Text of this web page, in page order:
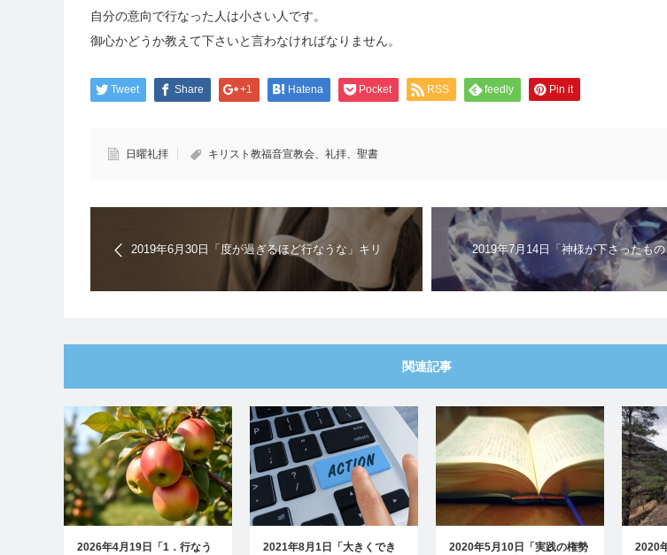
自分の意向で行なった人は小さい人です。
御心かどうか教えて下さいと言わなければなりません。
Tweet Share +1 Hatena Pocket RSS feedly Pin it
日曜礼拝 キリスト教福音宣教会、礼拝、聖書
2019年6月30日「度が過ぎるほど行なうな」キリ
スト教福音宣教会｜日曜礼拝の聖書メッセージ
2019年7月14日「神様が下さったも
って使いなさい」キリスト教福音宣教
拝の聖書メッセージ
関連記事
2026年4月19日「1．行なう
2021年8月1日「大きくでき
2020年5月10日「実践の権勢
2020